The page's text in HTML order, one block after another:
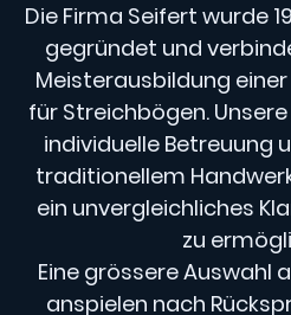
Die Firma Seifert wurde
gegründet und
Meisterausbildung
für Streichbögen.
individuelle Betreuung
traditionellem
ein unvergleichliches
zu
Eine grössere Auswahl
anspielen nach